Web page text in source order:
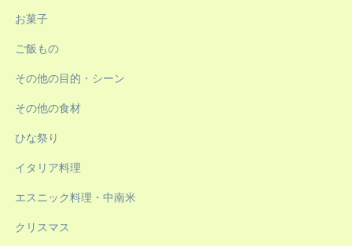
お菓子
ご飯もの
その他の目的・シーン
その他の食材
ひな祭り
イタリア料理
エスニック料理・中南米
クリスマス